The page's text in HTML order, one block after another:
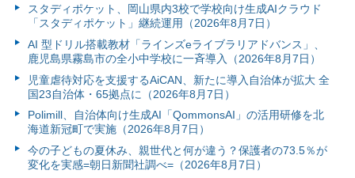
スタディポケット、岡山県内3校で学校向け生成AIクラウド
「スタディポケット」継続運用（2026年8月7日）
AI 型ドリル搭載教材「ラインズeライブラリアドバンス」、
鹿児島県霧島市の全小中学校に一斉導入（2026年8月7日）
児童虐待対応を支援するAiCAN、新たに導入自治体が拡大 全
国23自治体・65拠点に（2026年8月7日）
Polimill、自治体向け生成AI「QommonsAI」の活用研修を北
海道新冠町で実施（2026年8月7日）
今の子どもの夏休み、親世代と何が違う？保護者の73.5％が
変化を実感=朝日新聞社調べ=（2026年8月7日）